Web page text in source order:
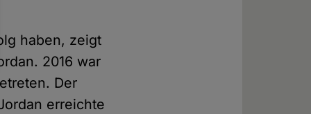
haben, zeigt
2016 war
Der
erreichte